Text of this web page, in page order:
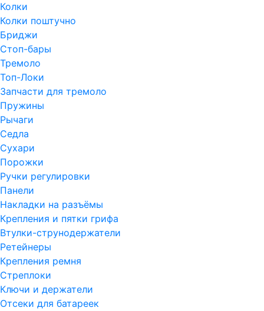
Колки
Колки поштучно
Бриджи
Стоп-бары
Тремоло
Топ-Локи
Запчасти для тремоло
Пружины
Рычаги
Седла
Сухари
Порожки
Ручки регулировки
Панели
Накладки на разъёмы
Крепления и пятки грифа
Втулки-струнодержатели
Ретейнеры
Крепления ремня
Стреплоки
Ключи и держатели
Отсеки для батареек